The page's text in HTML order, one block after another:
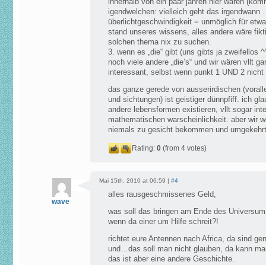
innerhalb von ein paar jahren hier wären
igendwelchen: vielleich geht das irgendwann
überlichtgeschwindigkeit = unmöglich für
stand unseres wissens, alles andere wäre
solchen thema nix zu suchen.
3. wenn es „die“ gibt (uns gibts ja zweifellos
noch viele andere „die’s“ und wir wären vllt
interessant, selbst wenn punkt 1 UND 2 nicht
das ganze gerede von ausserirdischen
und sichtungen) ist geistiger dünnpfiff. ich
andere lebensformen existieren, vllt sogar
mathematischen warscheinlichkeit. aber wir
niemals zu gesicht bekommen und
Rating: 0 (from 4 votes)
wave
Mai 15th, 2010 at 06:59 | #4
alles rausgeschmissenes Geld,
was soll das bringen am Ende des
wenn da einer um Hilfe schreit?!
richtet eure Antennen nach Africa, da sind
und…das soll man nicht glauben, da kann
das ist aber eine andere Geschichte.